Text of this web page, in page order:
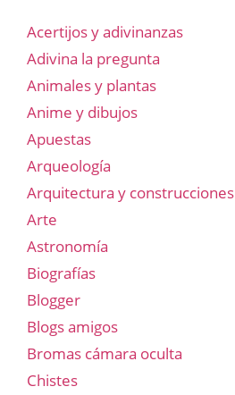
Acertijos y adivinanzas
Adivina la pregunta
Animales y plantas
Anime y dibujos
Apuestas
Arqueología
Arquitectura y construcciones
Arte
Astronomía
Biografías
Blogger
Blogs amigos
Bromas cámara oculta
Chistes